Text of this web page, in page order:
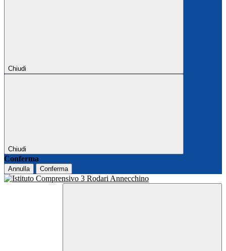
Chiudi
Chiudi
Conferma
Annulla Conferma